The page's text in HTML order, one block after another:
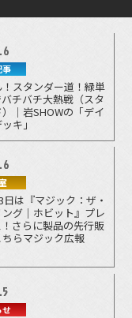
事
！スタンダー道！緑単
チバチ大熱戦（スタ
｜岩SHOWの「デイ
キ」
日は『マジック：ザ・
グ｜ホビット』プレ
！さらに製品の先行販
らマジック広報
せ